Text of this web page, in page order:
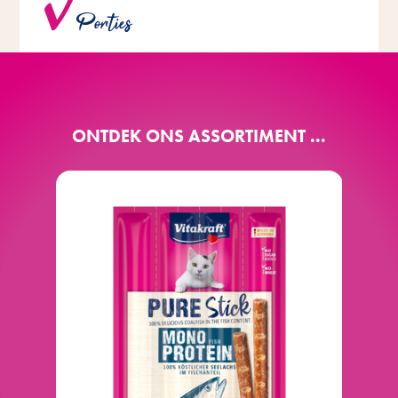
Porties
kan breken en is individueel verpakt.
ONTDEK ONS ASSORTIMENT ...